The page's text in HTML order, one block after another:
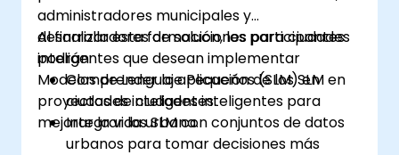
administradores municipales y
desarrolladores de soluciones para ciudades
inteligentes que desean implementar
Modelos de Lenguaje Pequeños (SLM) en
proyectos de ciudades inteligentes para
mejorar la vida urbana.
Al finalizar esta formación, los participantes
podrán:
Comprender la aplicación de los SLM en
ciudades inteligentes.
Integrar los SLM con conjuntos de datos
urbanos para tomar decisiones más